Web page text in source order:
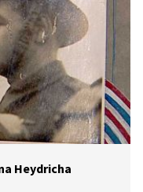
Heydricha